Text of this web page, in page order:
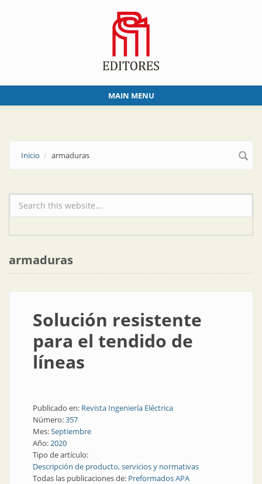
MAIN MENU
Inicio armaduras
Formulario de búsqueda
armaduras
Solución resistente
para el tendido de
líneas
Publicado en: Revista Ingeniería Eléctrica
Número:357
Mes:Septiembre
Año:2020
Tipo de artículo:
Descripción de producto, servicios y normativas
Todas las publicaciones de: Preformados APA